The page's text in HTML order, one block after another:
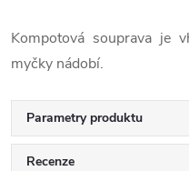
Kompotová souprava je
myčky nádobí.
Parametry produktu
Recenze